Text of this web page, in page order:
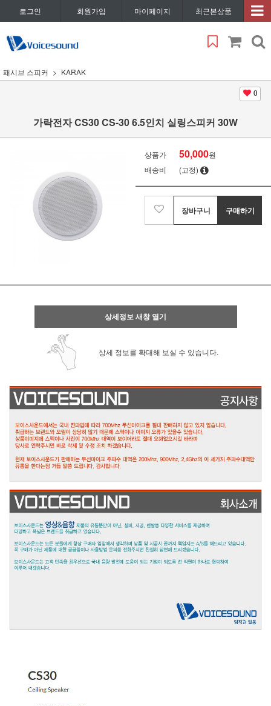
로그인 회원가입 마이페이지 최근본상품
패시브 스피커 KARAK
0
가락전자 CS30 CS-30 6.5인치 실링스피커 30W
상품가 50,000원
배송비
(고정)
장바구니 구매하기
상세정보 새창 열기
상세 정보를 확대해 보실 수 있습니다.